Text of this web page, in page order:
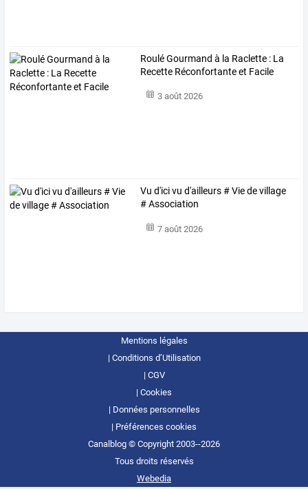
Roulé Gourmand à la Raclette : La
Recette Réconfortante et Facile
3 août 2026
Vu d'ici vu d'ailleurs # Vie de village
# Association
7 août 2026
Mentions légales
Conditions d’Utilisation
CGV
Cookies
Données personnelles
Préférences cookies
Canalblog © Copyright 2003--2026
Tous droits réservés
Webedia